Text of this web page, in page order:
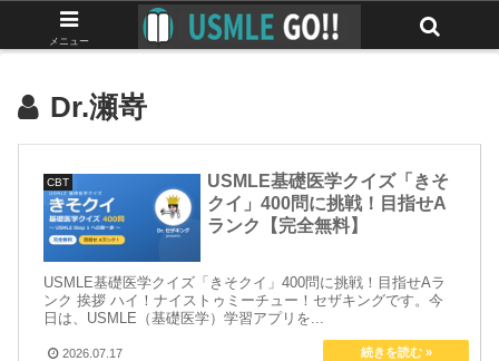
みんなで作る最強のUSMLEマニュアル
Dr.瀬嵜
CBT
USMLE基礎医学クイズ「きそ
クイ」400問に挑戦！目指せA
ランク【完全無料】
USMLE基礎医学クイズ「きそクイ」400問に挑戦！目指せAラ
ンク 挨拶 ハイ！ナイストゥミーチュー！セザキングです。今
日は、USMLE（基礎医学）学習アプリを...
2026.07.17
メニュー